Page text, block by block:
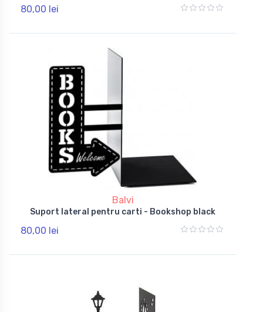
80,00 lei
Balvi
Suport lateral pentru carti - Bookshop black
80,00 lei